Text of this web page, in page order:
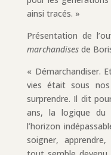
ainsi tracés. »
Présentation de
marchandisesde
« Démarchandiser.
vies était sous
surprendre. Il dit
ans, la logique du
l’horizon
soigner,